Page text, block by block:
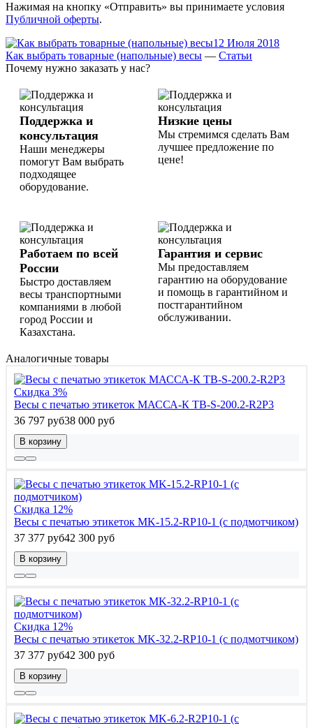
Нажимая на кнопку «Отправить» вы принимаете условия
Публичной оферты.
12 Июля 2018
Как выбрать товарные (напольные) весы — Статьи
Почему нужно заказать у нас?
Поддержка и
консультация
Наши менеджеры
помогут Вам выбрать
подходящее
оборудование.
Низкие цены
Мы стремимся сделать Вам
лучшее предложение по
цене!
Работаем по всей
России
Быстро доставляем
весы транспортными
компаниями в любой
город России и
Казахстана.
Гарантия и сервис
Мы предоставляем
гарантию на оборудование
и помощь в гарантийном и
постгарантийном
обслуживании.
Аналогичные товары
Скидка 3%
Весы с печатью этикеток МАССА-К ТВ-S-200.2-R2P3
36 797 руб38 000 руб
В корзину
Скидка 12%
Весы с печатью этикеток MK-15.2-RP10-1 (с подмотчиком)
37 377 руб42 300 руб
В корзину
Скидка 12%
Весы с печатью этикеток MK-32.2-RP10-1 (с подмотчиком)
37 377 руб42 300 руб
В корзину